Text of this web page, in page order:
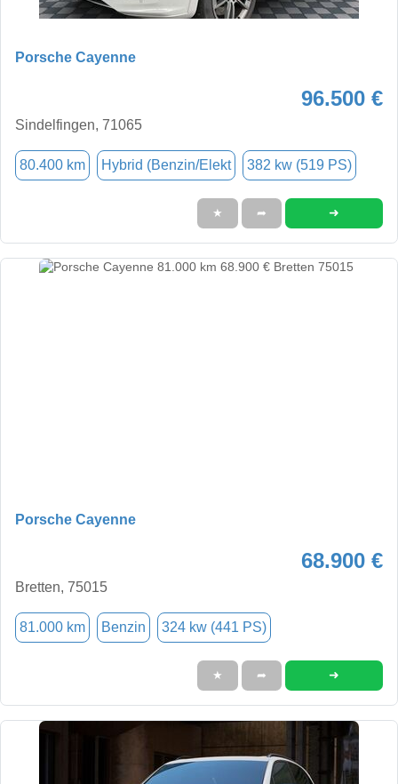
Porsche Cayenne
96.500 €
Sindelfingen, 71065
80.400 km Hybrid (Benzin/Elekt 382 kw (519 PS)
★ ➦ ➜
Porsche Cayenne
68.900 €
Bretten, 75015
81.000 km Benzin 324 kw (441 PS)
★ ➦ ➜